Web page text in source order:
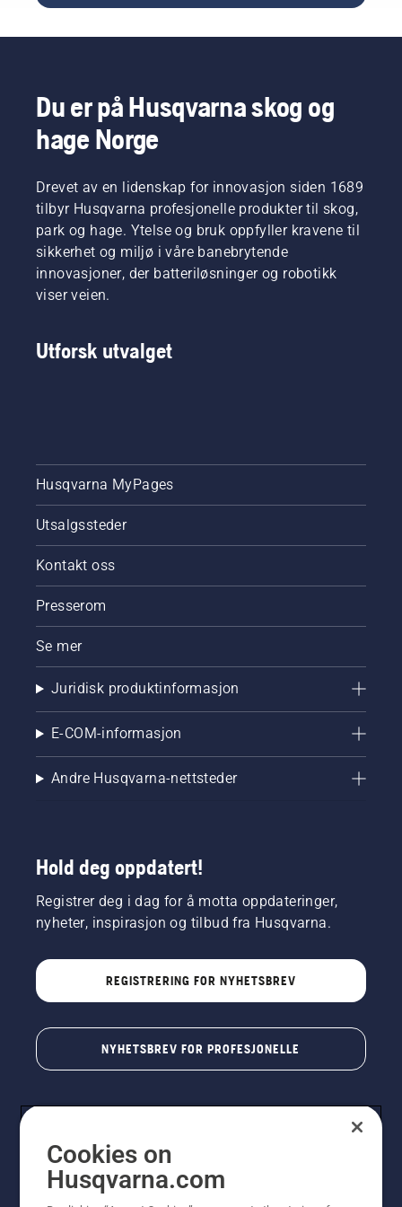
dreiemomentet
svært
effektiv
forbrenning.
Du er på Husqvarna skog og
hage Norge
Drevet av en lidenskap for innovasjon siden 1689
tilbyr Husqvarna profesjonelle produkter til skog,
park og hage. Ytelse og bruk oppfyller kravene til
sikkerhet og miljø i våre banebrytende
innovasjoner, der batteriløsninger og robotikk
viser veien.
Utforsk utvalget
Husqvarna MyPages
Utsalgssteder
Kontakt oss
Presserom
Se mer
Juridisk produktinformasjon
E-COM-informasjon
Andre Husqvarna-nettsteder
Hold deg oppdatert!
Registrer deg i dag for å motta oppdateringer,
nyheter, inspirasjon og tilbud fra Husqvarna.
REGISTRERING FOR NYHETSBREV
NYHETSBREV FOR PROFESJONELLE
Cookies on
Husqvarna.com